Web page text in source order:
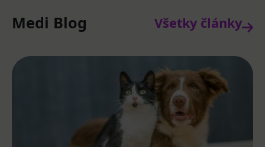
Medi Blog Všetky články